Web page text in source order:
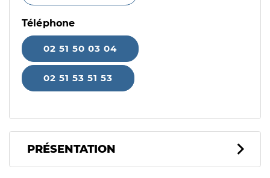
Téléphone
02 51 50 03 04
02 51 53 51 53
PRÉSENTATION